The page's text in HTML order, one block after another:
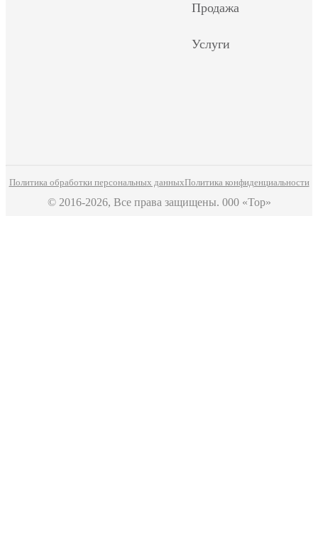
Продажа
Услуги
© 2016-2026, Все права защищены. 000 «Тор»
Политика обработки персональных данныхПолитика конфиденциальности